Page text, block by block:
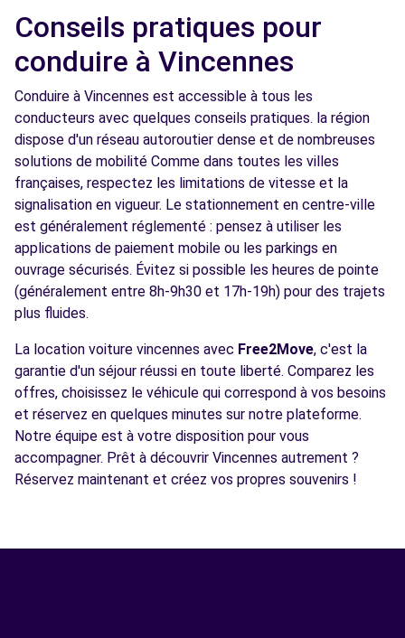
Conseils pratiques pour
conduire à Vincennes
Conduire à Vincennes est accessible à tous les
conducteurs avec quelques conseils pratiques. la région
dispose d'un réseau autoroutier dense et de nombreuses
solutions de mobilité Comme dans toutes les villes
françaises, respectez les limitations de vitesse et la
signalisation en vigueur. Le stationnement en centre-ville
est généralement réglementé : pensez à utiliser les
applications de paiement mobile ou les parkings en
ouvrage sécurisés. Évitez si possible les heures de pointe
(généralement entre 8h-9h30 et 17h-19h) pour des trajets
plus fluides.
La location voiture vincennes avec Free2Move, c'est la
garantie d'un séjour réussi en toute liberté. Comparez les
offres, choisissez le véhicule qui correspond à vos besoins
et réservez en quelques minutes sur notre plateforme.
Notre équipe est à votre disposition pour vous
accompagner. Prêt à découvrir Vincennes autrement ?
Réservez maintenant et créez vos propres souvenirs !